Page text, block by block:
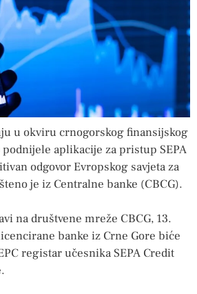
u okviru crnogorskog finansijskog
aplikacije za pristup SEPA
odgovor Evropskog savjeta za
je iz Centralne banke (CBCG).
na društvene mreže CBCG, 13.
banke iz Crne Gore biće
registar učesnika SEPA Credit